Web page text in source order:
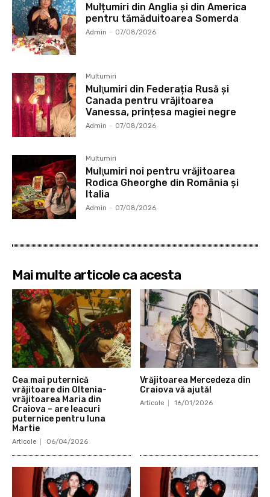
Mulțumiri din Anglia și din America
pentru tămăduitoarea Somerda
Admin - 07/08/2026
Multumiri
Mulţumiri din Federația Rusă și
Canada pentru vrăjitoarea
Vanessa, prințesa magiei negre
Admin - 07/08/2026
Multumiri
Mulţumiri noi pentru vrăjitoarea
Rodica Gheorghe din România și
Italia
Admin - 07/08/2026
Mai multe articole ca acesta
Cea mai puternică
vrăjitoare din Oltenia-
vrăjitoarea Maria din
Craiova – are leacuri
puternice pentru luna
Martie
Articole 06/04/2026
Vrăjitoarea Mercedeza din
Craiova vă ajută!
Articole 16/01/2026